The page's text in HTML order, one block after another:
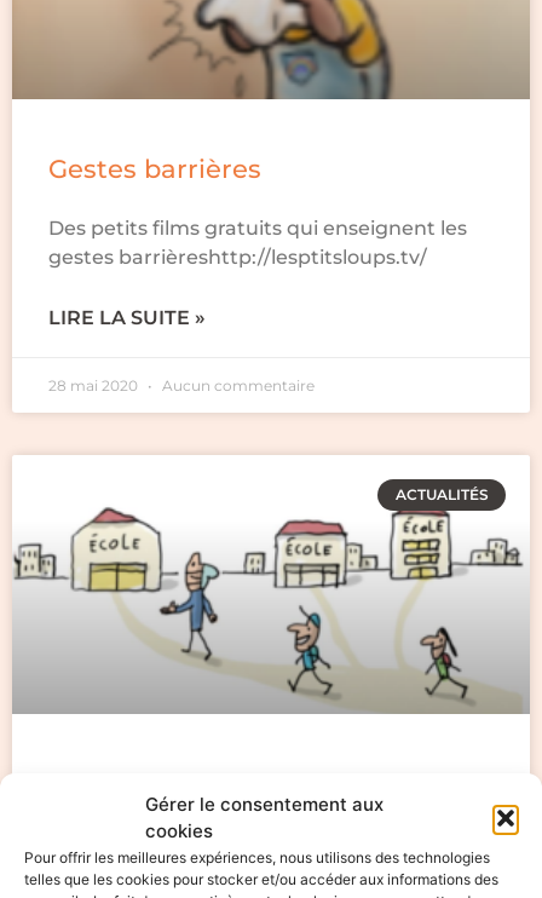
Gérer le consentement aux
cookies
Pour offrir les meilleures expériences, nous utilisons des technologies
telles que les cookies pour stocker et/ou accéder aux informations des
Gestes barrières
Des petits films gratuits qui enseignent les
gestes barrièreshttp://lesptitsloups.tv/
LIRE LA SUITE »
28 mai 2020 Aucun commentaire
ACTUALITÉS
Voici une vidéo sur: « comment respecter les
gestes barrières en